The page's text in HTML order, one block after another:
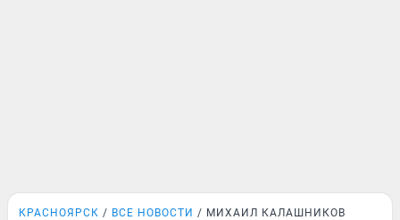
КРАСНОЯРСК ВСЕ НОВОСТИ МИХАИЛ КАЛАШНИКОВ